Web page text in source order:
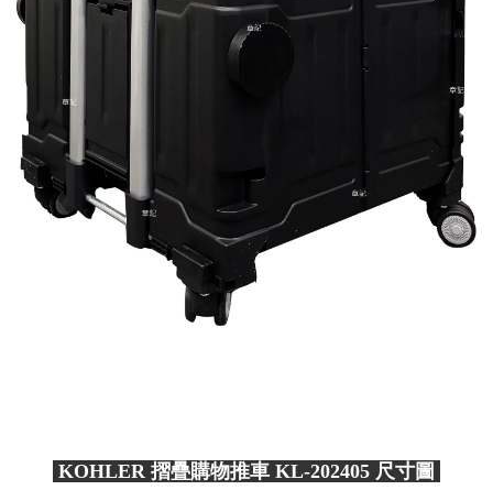
KOHLER 摺疊購物推車 KL-202405 尺寸圖